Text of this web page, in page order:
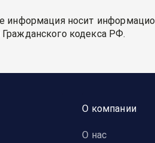
информация носит
кодекса РФ.
О компании
О нас